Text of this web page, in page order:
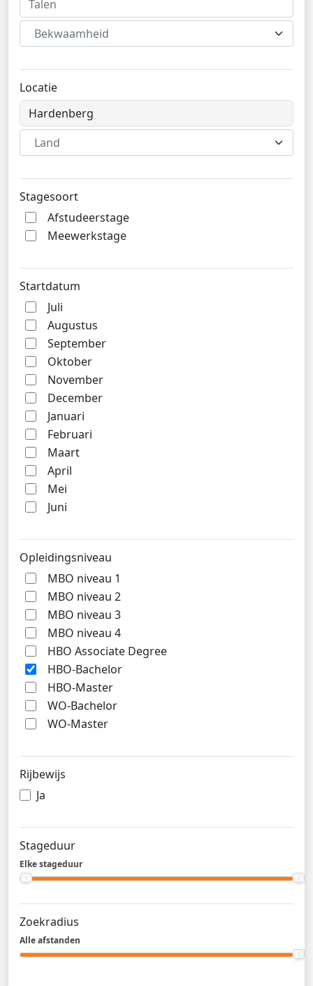
Bekwaamheid
Locatie
Land
Stagesoort
Afstudeerstage
Meewerkstage
Startdatum
Juli
Augustus
September
Oktober
November
December
Januari
Februari
Maart
April
Mei
Juni
Opleidingsniveau
MBO niveau 1
MBO niveau 2
MBO niveau 3
MBO niveau 4
HBO Associate Degree
HBO-Bachelor
HBO-Master
WO-Bachelor
WO-Master
Rijbewijs
Ja
Stageduur
Elke stageduur
Zoekradius
Alle afstanden